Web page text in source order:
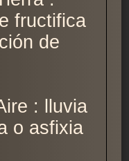
fructifica
de
: lluvia
o asfixia